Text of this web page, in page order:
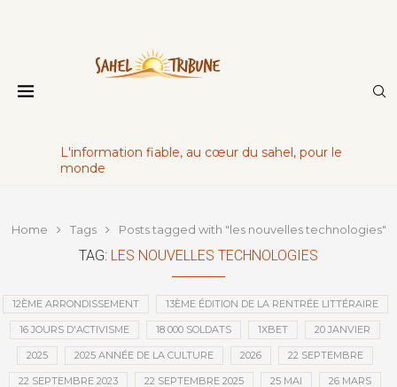
L'information fiable, au cœur du sahel, pour le
monde
Home Tags Posts tagged with "les nouvelles technologies"
TAG: LES NOUVELLES TECHNOLOGIES
12ÈME ARRONDISSEMENT 13ÈME ÉDITION DE LA RENTRÉE LITTÉRAIRE
16 JOURS D'ACTIVISME 18 000 SOLDATS 1XBET 20 JANVIER
2025 2025 ANNÉE DE LA CULTURE 2026 22 SEPTEMBRE
22 SEPTEMBRE 2023 22 SEPTEMBRE 2025 25 MAI 26 MARS